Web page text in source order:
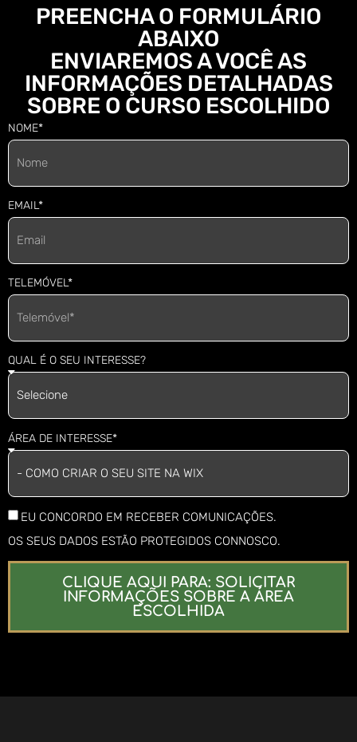
PREENCHA O FORMULÁRIO
ABAIXO
ENVIAREMOS A VOCÊ AS
INFORMAÇÕES DETALHADAS
SOBRE O CURSO ESCOLHIDO
NOME*
EMAIL*
TELEMÓVEL*
QUAL É O SEU INTERESSE?
ÁREA DE INTERESSE*
EU CONCORDO EM RECEBER COMUNICAÇÕES.
OS SEUS DADOS ESTÃO PROTEGIDOS CONNOSCO.
CLIQUE AQUI PARA: SOLICITAR
INFORMAÇÕES SOBRE A ÁREA
ESCOLHIDA